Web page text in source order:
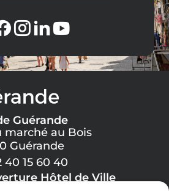
Guérande
marché au Bois
Guérande
40 15 60 40
Hôtel de Ville